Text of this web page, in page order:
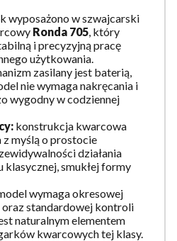
wyposażono w szwajcarski
Ronda 705 , który
i precyzyjną pracę
użytkowania.
zasilany jest baterią,
nie wymaga nakręcania i
wygodny w codziennej
konstrukcja kwarcowa
z myślą o prostocie
działania
klasycznej, smukłej formy
wymaga okresowej
standardowej kontroli
naturalnym elementem
kwarcowych tej klasy.